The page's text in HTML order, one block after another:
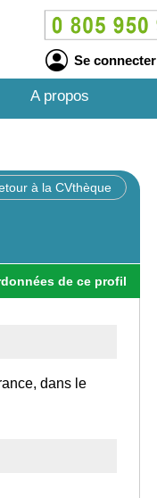
Se connecter
A propos
à la CVthèque
de ce profil
dans le